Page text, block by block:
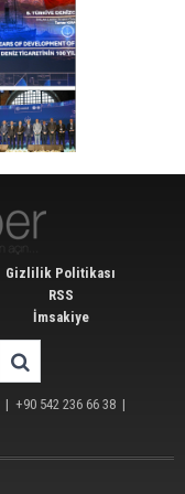
Gizlilik Politikası
RSS
İmsakiye
| +90 542 236 66 38 |